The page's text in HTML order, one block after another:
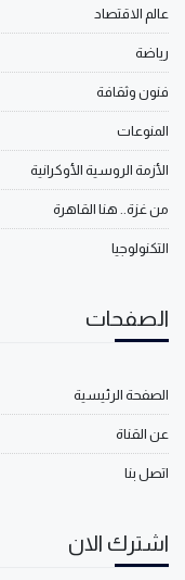
عالم الاقتصاد
رياضة
فنون وثقافة
المنوعات
الأزمة الروسية الأوكرانية
من غزة.. هنا القاهرة
التكنولوجيا
الصفحات
الصفحة الرئيسية
عن القناة
اتصل بنا
اشترك الان